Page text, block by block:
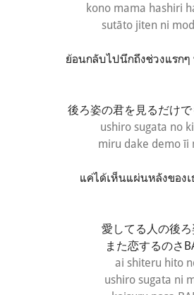
kono mama hashiri
sutāto jiten ni
ย้อนกลับไปนึกถึงช่วงแรกๆ
後ろ姿の君を見るだけで
ushiro sugata no
miru dake demo īi
แค่ได้เห็นแผ่นหลังของ
愛してる人の後ろ
また恋するのさ
ai shiteru hito
ushiro sugata ni